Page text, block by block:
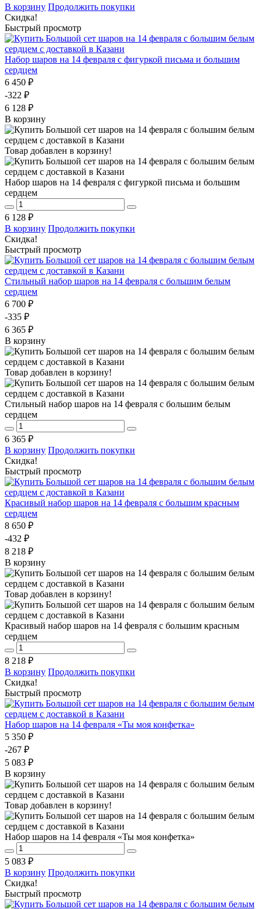
В корзину Продолжить покупки
Скидка!
Быстрый просмотр
Набор шаров на 14 февраля с фигуркой письма и большим
сердцем
6 450 ₽
-322 ₽
6 128 ₽
В корзину
Товар добавлен в корзину!
Набор шаров на 14 февраля с фигуркой письма и большим
сердцем
6 128 ₽
В корзину Продолжить покупки
Скидка!
Быстрый просмотр
Стильный набор шаров на 14 февраля с большим белым
сердцем
6 700 ₽
-335 ₽
6 365 ₽
В корзину
Товар добавлен в корзину!
Стильный набор шаров на 14 февраля с большим белым
сердцем
6 365 ₽
В корзину Продолжить покупки
Скидка!
Быстрый просмотр
Красивый набор шаров на 14 февраля с большим красным
сердцем
8 650 ₽
-432 ₽
8 218 ₽
В корзину
Товар добавлен в корзину!
Красивый набор шаров на 14 февраля с большим красным
сердцем
8 218 ₽
В корзину Продолжить покупки
Скидка!
Быстрый просмотр
Набор шаров на 14 февраля «Ты моя конфетка»
5 350 ₽
-267 ₽
5 083 ₽
В корзину
Товар добавлен в корзину!
Набор шаров на 14 февраля «Ты моя конфетка»
5 083 ₽
В корзину Продолжить покупки
Скидка!
Быстрый просмотр